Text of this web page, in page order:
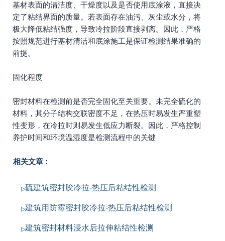
基材表面的清洁度、干燥度以及是否使用底涂液，直接决
定了粘结界面的质量。若表面存在油污、灰尘或水分，将
极大降低粘结强度，导致冷拉阶段直接剥离。因此，严格
按照规范进行基材清洁和底涂施工是保证检测结果准确的
前提。
固化程度
密封材料在检测前是否完全固化至关重要。未完全硫化的
材料，其分子结构交联密度不足，在热压时易发生严重塑
性变形，在冷拉时则易发生低应力断裂。因此，严格控制
养护时间和环境温湿度是检测流程中的关键
相关文章：
硫建筑密封胶冷拉-热压后粘结性检测
建筑用防霉密封胶冷拉-热压后粘结性检测
建筑密封材料浸水后拉伸粘结性检测